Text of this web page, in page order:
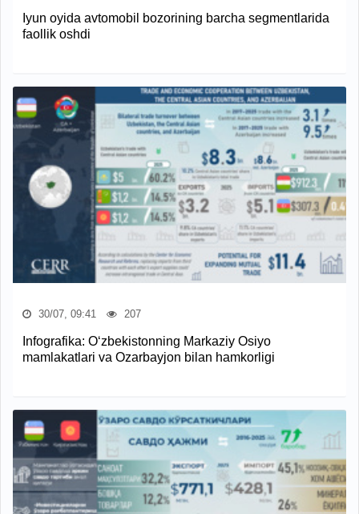
Iyun oyida avtomobil bozorining barcha segmentlarida
faollik oshdi
30/07, 09:41 207
Infografika: O‘zbekistonning Markaziy Osiyo
mamlakatlari va Ozarbayjon bilan hamkorligi